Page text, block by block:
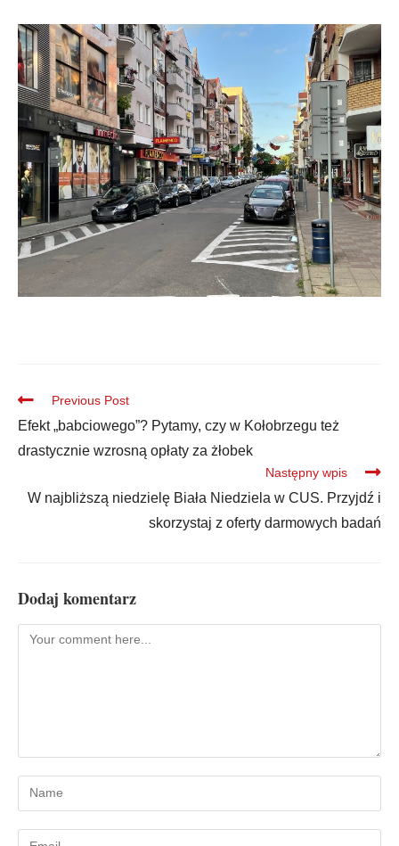
Previous Post
Efekt „babciowego”? Pytamy, czy w Kołobrzegu też
drastycznie wzrosną opłaty za żłobek
Następny wpis
W najbliższą niedzielę Biała Niedziela w CUS. Przyjdź i
skorzystaj z oferty darmowych badań
Dodaj komentarz